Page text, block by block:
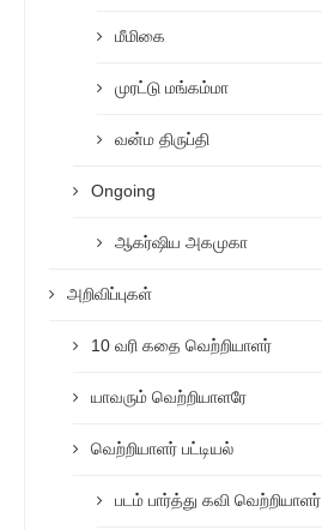
மீமிகை
முரட்டு மங்கம்மா
வன்ம திருப்தி
Ongoing
ஆகர்ஷிய அகமுகா
அறிவிப்புகள்
10 வரி கதை வெற்றியாளர்
யாவரும் வெற்றியாளரே
வெற்றியாளர் பட்டியல்
படம் பார்த்து கவி வெற்றியாளர்